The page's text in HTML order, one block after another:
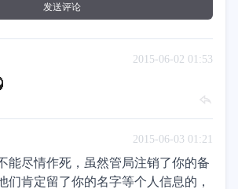
发送评论
2015-06-02 01:53
2015-06-03 01:21
能尽情作死，虽然管局注销了你的备
们肯定留了你的名字等个人信息的，